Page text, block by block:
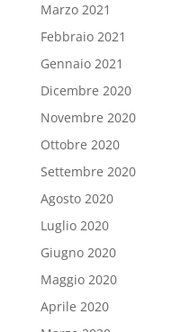
Marzo 2021
Febbraio 2021
Gennaio 2021
Dicembre 2020
Novembre 2020
Ottobre 2020
Settembre 2020
Agosto 2020
Luglio 2020
Giugno 2020
Maggio 2020
Aprile 2020